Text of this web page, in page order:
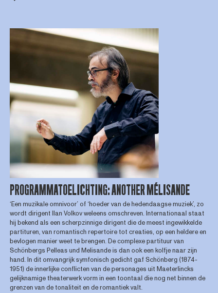
PROGRAMMATOELICHTING: ANOTHER MÉLISANDE
‘Een muzikale omnivoor’ of ‘hoeder van de hedendaagse muziek’, zo
wordt dirigent Ilan Volkov weleens omschreven. Internationaal staat
hij bekend als een scherpzinnige dirigent die de meest ingewikkelde
partituren, van romantisch repertoire tot creaties, op een heldere en
bevlogen manier weet te brengen. De complexe partituur van
Schönbergs Pelleas und Melisande is dan ook een kolfje naar zijn
hand. In dit omvangrijk symfonisch gedicht gaf Schönberg (1874-
1951) de innerlijke conflicten van de personages uit Maeterlincks
gelijknamige theaterwerk vorm in een toontaal die nog net binnen de
grenzen van de tonaliteit en de romantiek valt.